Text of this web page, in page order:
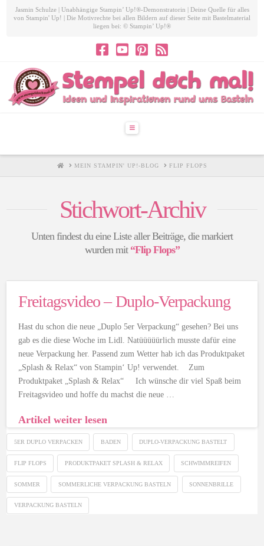
Jasmin Schulze | Unabhängige Stampin’ Up!®-Demonstratorin | Deine Quelle für alles
von Stampin' Up! | Die Motivrechte bei allen Bildern auf dieser Seite mit Bastelmaterial
liegen bei: © Stampin’ Up!®
Navigation
HOMEMEIN STAMPIN' UP!-BLOG FLIP FLOPS
Stichwort-Archiv
Unten findest du eine Liste aller Beiträge, die markiert
wurden mit “Flip Flops”
Freitagsvideo – Duplo-Verpackung
Hast du schon die neue „Duplo 5er Verpackung“ gesehen? Bei uns
gab es die diese Woche im Lidl. Natüüüüürlich musste dafür eine
neue Verpackung her. Passend zum Wetter hab ich das Produktpaket
„Splash & Relax“ von Stampin‘ Up! verwendet. Zum
Produktpaket „Splash & Relax“ Ich wünsche dir viel Spaß beim
Freitagsvideo und hoffe du machst die neue …
Artikel weiter lesen
5ER DUPLO VERPACKEN BADEN DUPLO-VERPACKUNG BASTELT
FLIP FLOPS PRODUKTPAKET SPLASH & RELAX SCHWIMMREIFEN
SOMMER SOMMERLICHE VERPACKUNG BASTELN SONNENBRILLE
VERPACKUNG BASTELN